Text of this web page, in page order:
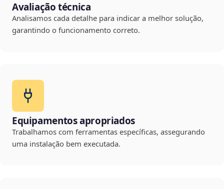
Avaliação técnica
Analisamos cada detalhe para indicar a melhor solução,
garantindo o funcionamento correto.
Equipamentos apropriados
Trabalhamos com ferramentas específicas, assegurando
uma instalação bem executada.